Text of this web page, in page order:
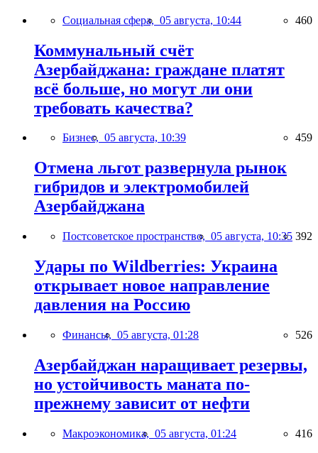
Социальная сфера, 05 августа, 10:44 460
Коммунальный счёт
Азербайджана: граждане платят
всё больше, но могут ли они
требовать качества?
Бизнес, 05 августа, 10:39 459
Отмена льгот развернула рынок
гибридов и электромобилей
Азербайджана
Постсоветское пространство, 05 августа, 10:35 392
Удары по Wildberries: Украина
открывает новое направление
давления на Россию
Финансы, 05 августа, 01:28 526
Азербайджан наращивает резервы,
но устойчивость маната по-
прежнему зависит от нефти
Макроэкономика, 05 августа, 01:24 416